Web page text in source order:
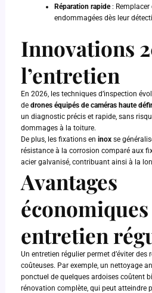
Réparation rapide: Remplacer
endommagées dès leur
Innovations
l’entretien
En 2026, les techniques d’inspection
dedrones équipés de caméras haute
un diagnostic précis et rapide, sans
dommages à la toiture.
De plus, les fixations eninox se
résistance à la corrosion comparé aux
acier galvanisé, contribuant ainsi à la
Avantages
économiques
entretien
Un entretien régulier permet d’éviter
coûteuses. Par exemple, un nettoyage
ponctuel de quelques ardoises coûtent
rénovation complète, qui peut atteindre